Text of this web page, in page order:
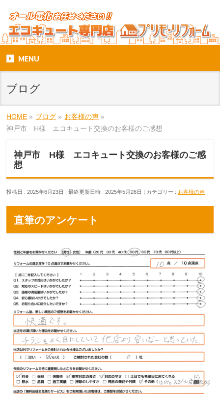
MENU
ブログ
HOME » ブログ » お客様の声 »
神戸市 H様 エコキュート交換のお客様のご感想
神戸市 H様 エコキュート交換のお客様のご感
想
投稿日 : 2025年6月23日 最終更新日時 : 2025年5月26日 カテゴリー : お客様の声
直筆のアンケート